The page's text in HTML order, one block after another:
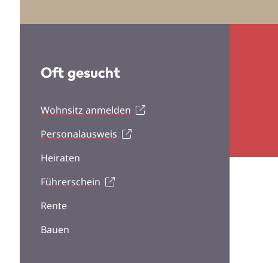
Oft gesucht
Wohnsitz anmelden
Personalausweis
Heiraten
Führerschein
Rente
Bauen